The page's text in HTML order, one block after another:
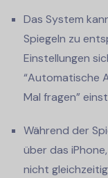
Das System
Spiegeln zu
Einstellungen
“Automatische
Mal fragen”
Während der
über das
nicht